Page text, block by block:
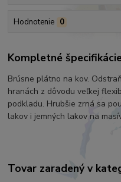
Hodnotenie 0
Kompletné
Brúsne plátno na kov.
hranách z dôvodu veľkej
podkladu. Hrubšie zrná sa
lakov i jemných lakov na
Tovar zaradený v